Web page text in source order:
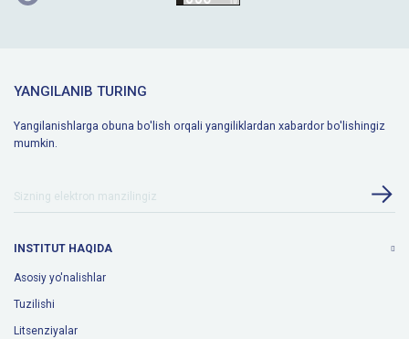
YANGILANIB TURING
Yangilanishlarga obuna bo'lish orqali yangiliklardan xabardor bo'lishingiz
mumkin.
INSTITUT HAQIDA
Asosiy yo'nalishlar
Tuzilishi
Litsenziyalar